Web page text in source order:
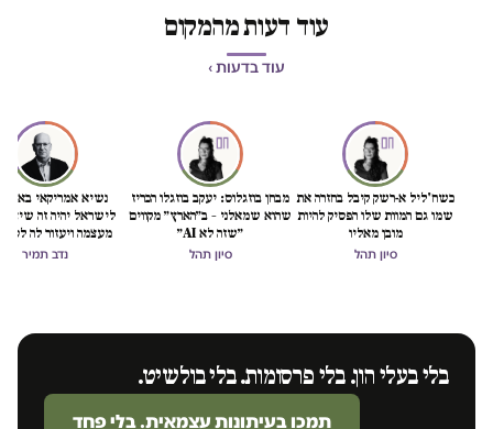
עוד דעות מהמקום
עוד בדעות ›
כשח'ליל א-רשק קיבל בחזרה את
שמו גם המוות שלו הפסיק להיות
מובן מאליו
סיון תהל
מבחן בוזגלוס: יעקב בוזגלו הכריז
שהוא שמאלני – ב״הארץ״ מקווים
״שזה לא AI״
סיון תהל
נשיא אמריקאי באמת
לישראל יהיה זה
מעצמה ויעזור לה
הכיבוש
נדב תמיר
בלי בעלי הון. בלי פרסומות. בלי בולשיט.
תמכו בעיתונות עצמאית. בלי פחד